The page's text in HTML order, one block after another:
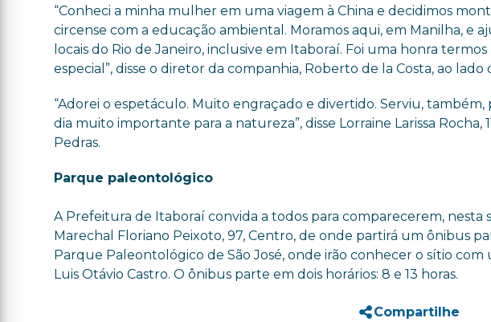
“Conheci a minha mulher em uma viagem à China e decidimos
circense com a educação ambiental. Moramos aqui, em Manilha, e
locais do Rio de Janeiro, inclusive em Itaboraí. Foi uma honra
especial”, disse o diretor da companhia, Roberto de la Costa, ao lado
“Adorei o espetáculo. Muito engraçado e divertido. Serviu,
dia muito importante para a natureza”, disse Lorraine Larissa Rocha,
Pedras.
Parque paleontológico
A Prefeitura de Itaboraí convida a todos para comparecerem, nesta
Marechal Floriano Peixoto, 97, Centro, de onde partirá um ônibus
Parque Paleontológico de São José, onde irão conhecer o sítio
Luis Otávio Castro. O ônibus parte em dois horários: 8 e 13 horas.
Compartilhe